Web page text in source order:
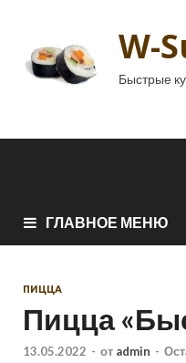
W-
Быстрые
ГЛАВНОЕ МЕНЮ
ПИЦЦА
Пицца
13.05.2022 - от admin -